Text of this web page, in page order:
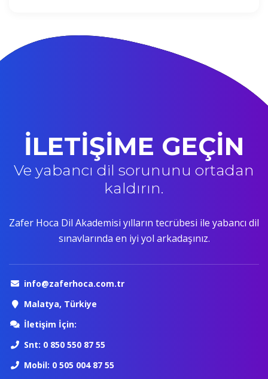
İLETİŞİME GEÇİN
Ve yabancı dil sorununu ortadan
kaldırın.
Zafer Hoca Dil Akademisi yılların tecrübesi ile yabancı dil
sınavlarında en iyi yol arkadaşınız.
info@zaferhoca.com.tr
Malatya, Türkiye
İletişim İçin:
Snt: 0 850 550 87 55
Mobil: 0 505 004 87 55